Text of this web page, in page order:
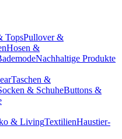
TopsPullover &
Hosen &
Nachhaltige Produkte
Taschen &
& SchuheButtons &
& LivingTextilienHaustier-